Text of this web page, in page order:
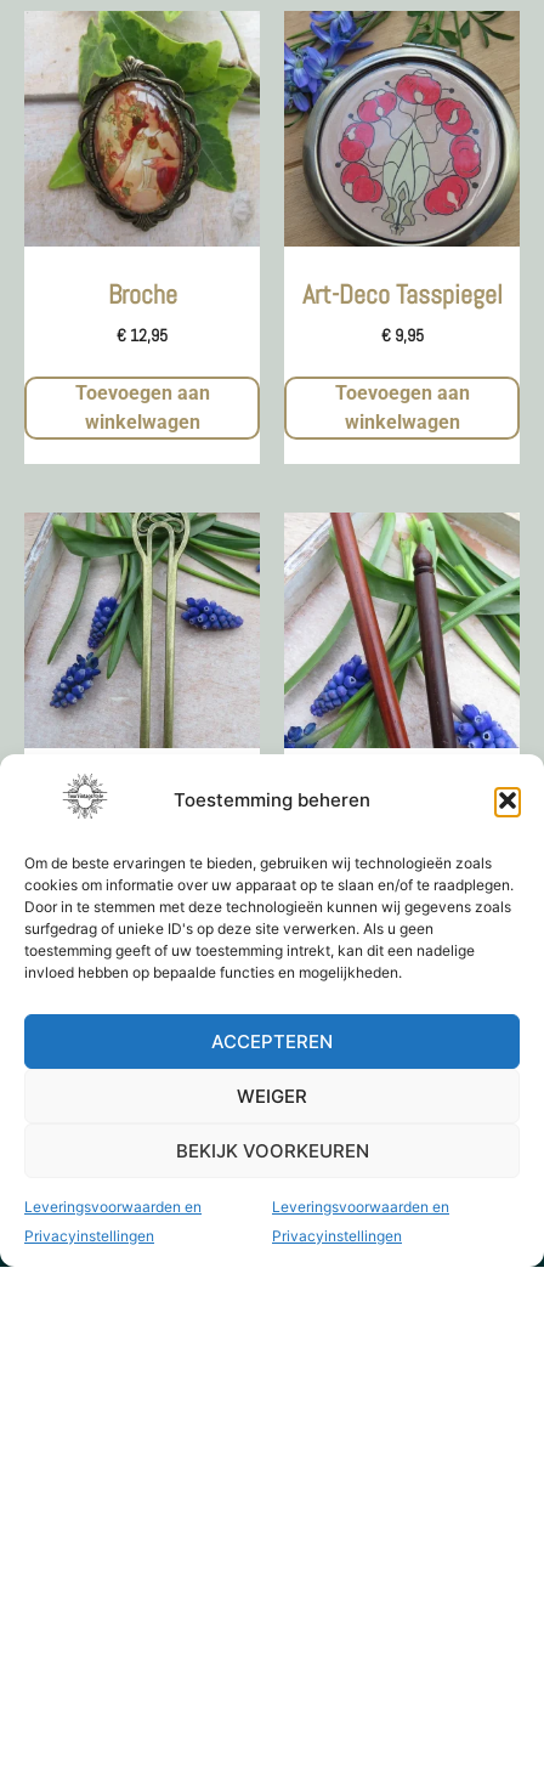
Toestemming beheren
Om de beste ervaringen te bieden, gebruiken wij technologieën zoals
cookies om informatie over uw apparaat op te slaan en/of te raadplegen.
Door in te stemmen met deze technologieën kunnen wij gegevens zoals
surfgedrag of unieke ID's op deze site verwerken. Als u geen
toestemming geeft of uw toestemming intrekt, kan dit een nadelige
invloed hebben op bepaalde functies en mogelijkheden.
ACCEPTEREN
WEIGER
BEKIJK VOORKEUREN
Leveringsvoorwaarden en
Privacyinstellingen
Leveringsvoorwaarden en
Privacyinstellingen
Broche
€ 12,95
Toevoegen aan
winkelwagen
Art-Deco Tasspiegel
€9,95
Toevoegen aan
winkelwagen
Art-deco haarpin
€12,95
Toevoegen aan
winkelwagen
Houten haarpin
Toevoegen aan
winkelwagen
1 2 3 4 →